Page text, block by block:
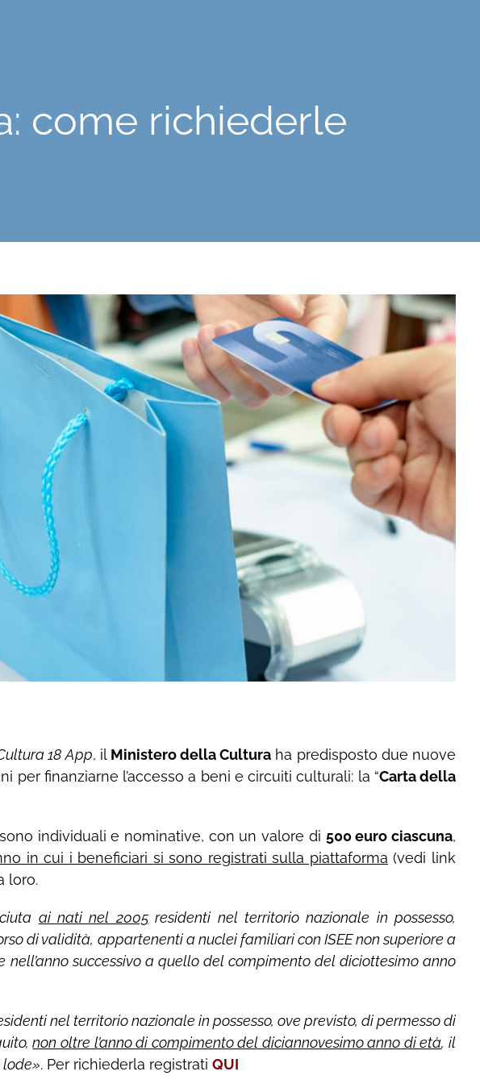
come richiederle
18 App, il Ministero della Cultura ha predisposto due nuove
per finanziarne l’accesso a beni e circuiti culturali: la “Carta della
individuali e nominative, con un valore di 500 euro ciascuna,
in cui i beneficiari si sono registrati sulla piattaforma (vedi link
loro.
ai nati nel 2005residenti nel territorio nazionale in possesso,
di validità, appartenenti a nuclei familiari con ISEE non superiore a
nell’anno successivo a quello del compimento del diciottesimo anno
nel territorio nazionale in possesso, ove previsto, di permesso di
non oltre l’anno di compimento del diciannovesimo anno di età, il
lode». Per richiederla registrati QUI